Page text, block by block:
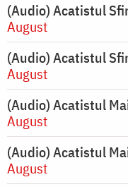
(Audio) Acatistul
August
(Audio) Acatistul
August
(Audio) Acatistul
August
(Audio) Acatistul
August